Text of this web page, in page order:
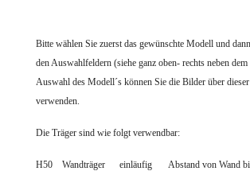
Bitte wählen Sie zuerst das gewünschte Modell und
den Auswahlfeldern (siehe ganz oben- rechts neben
Auswahl des Modell´s können Sie die Bilder über
verwenden.
Die Träger sind wie folgt verwendbar:
H50 Wandträger einläufig Abstand von Wand bis